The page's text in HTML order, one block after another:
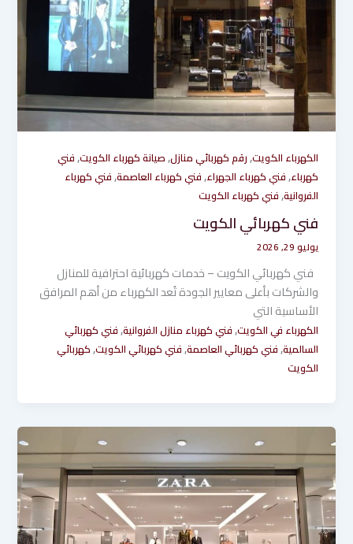
الكهرباء الكويت,رقم كهربائي منازل,صيانة كهرباء الكويت,فني
كهرباء,فني كهرباء الجهراء,فني كهرباء العاصمة,فني كهرباء
الفروانية,فني كهرباء الكويت
فني كهربائي الكويت
يوليو 29, 2026
فني كهربائي الكويت – خدمات كهربائية احترافية للمنازل
والشركات بأعلى معايير الجودة تُعد الكهرباء من أهم المرافق
الأساسية التي
الكهرباء في الكويت,فني كهرباء منازل الفروانية,فني كهربائي
السالمية,فني كهربائي العاصمة,فني كهربائي الكويت,كهربائي
الكويت